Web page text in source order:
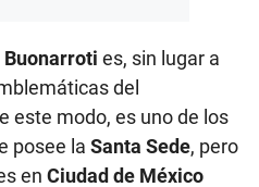
es, sin lugar a
del
este modo, es uno de los
posee la Santa Sede, pero
en Ciudad de México